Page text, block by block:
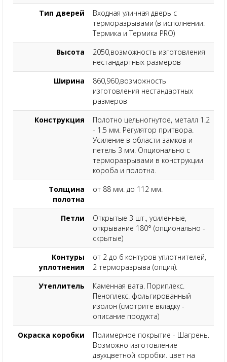
Тип дверей
Входная уличная дверь с
терморазрывами (в исполнении:
Термика и Термика PRO)
Высота
2050,возможность изготовления
нестандартных размеров
Ширина
860,960,возможность
изготовления нестандартных
размеров
Конструкция
Полотно цельногнутое, металл 1.2
- 1.5 мм. Регулятор притвора.
Усиление в области замков и
петель 3 мм. Опционально с
терморазрывами в конструкции
короба и полотна.
Толщина
полотна
от 88 мм. до 112 мм.
Петли
Открытые 3 шт., усиленные,
открывание 180° (опционально -
скрытые)
Контуры
уплотнения
от 2 до 6 контуров уплотнителей,
2 терморазрыва (опция).
Утеплитель
Каменная вата. Пориплекс.
Пеноплекс. фольгированный
изолон (смотрите вкладку -
описание продукта)
Окраска коробки
Полимерное покрытие - Шагрень.
Возможно изготовление
двухцветной коробки. цвет на